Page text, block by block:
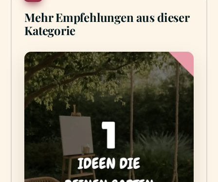
Mehr Empfehlungen aus dieser
Kategorie